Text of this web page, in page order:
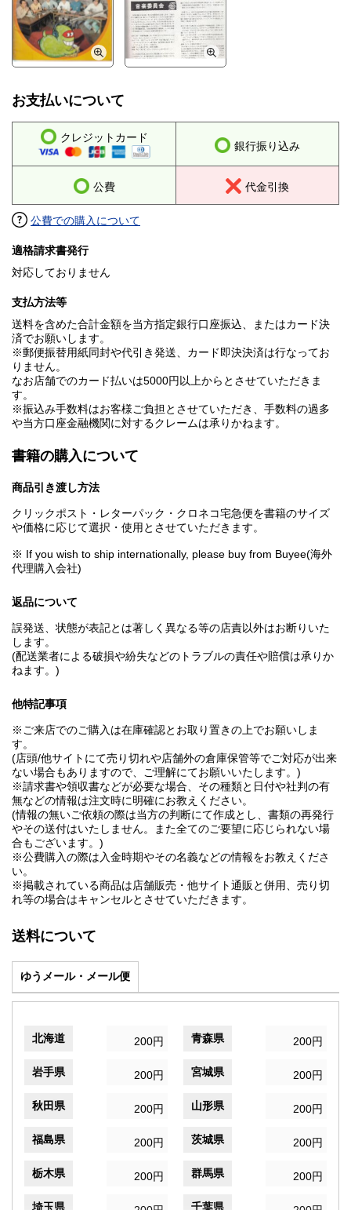
お支払いについて
クレジットカード
銀行振り込み
公費 代金引換
公費での購入について
適格請求書発行
対応しておりません
支払方法等
送料を含めた合計金額を当方指定銀行口座振込、またはカード決
済でお願いします。
※郵便振替用紙同封や代引き発送、カード即決決済は行なってお
りません。
なお店舗でのカード払いは5000円以上からとさせていただきま
す。
※振込み手数料はお客様ご負担とさせていただき、手数料の過多
や当方口座金融機関に対するクレームは承りかねます。
書籍の購入について
商品引き渡し方法
クリックポスト・レターパック・クロネコ宅急便を書籍のサイズ
や価格に応じて選択・使用とさせていただきます。
※ If you wish to ship internationally, please buy from Buyee(海外
代理購入会社)
返品について
誤発送、状態が表記とは著しく異なる等の店責以外はお断りいた
します。
(配送業者による破損や紛失などのトラブルの責任や賠償は承りか
ねます。)
他特記事項
※ご来店でのご購入は在庫確認とお取り置きの上でお願いしま
す。
(店頭/他サイトにて売り切れや店舗外の倉庫保管等でご対応が出来
ない場合もありますので、ご理解にてお願いいたします。)
※請求書や領収書などが必要な場合、その種類と日付や社判の有
無などの情報は注文時に明確にお教えください。
(情報の無いご依頼の際は当方の判断にて作成とし、書類の再発行
やその送付はいたしません。また全てのご要望に応じられない場
合もございます。)
※公費購入の際は入金時期やその名義などの情報をお教えくださ
い。
※掲載されている商品は店舗販売・他サイト通販と併用、売り切
れ等の場合はキャンセルとさせていただきます。
送料について
ゆうメール・メール便
北海道 200円 青森県 200円
岩手県 200円 宮城県 200円
秋田県 200円 山形県 200円
福島県 200円 茨城県 200円
栃木県 200円 群馬県 200円
埼玉県 千葉県